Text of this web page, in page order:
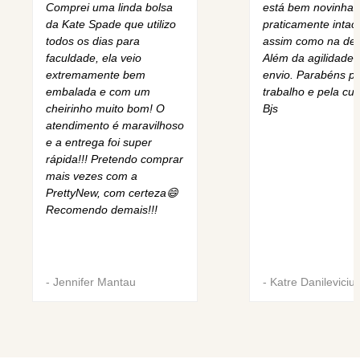
Comprei uma linda bolsa
da Kate Spade que utilizo
todos os dias para
faculdade, ela veio
extremamente bem
embalada e com um
cheirinho muito bom! O
atendimento é maravilhoso
e a entrega foi super
rápida!!! Pretendo comprar
mais vezes com a
PrettyNew, com certeza😄
Recomendo demais!!!
- Jennifer Mantau
está bem novinha,
praticamente
assim como na
Além da agilidade
envio. Parabéns
trabalho e pela
Bjs
- Katre Danilevicius